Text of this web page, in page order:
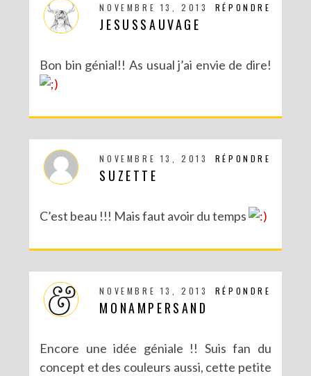
RÉPONDRE
NOVEMBRE 13, 2013
JESUSSAUVAGE
Bon bin génial!! As usual j’ai envie de dire!
RÉPONDRE
NOVEMBRE 13, 2013
SUZETTE
C’est beau !!! Mais faut avoir du temps
RÉPONDRE
NOVEMBRE 13, 2013
MONAMPERSAND
Encore une idée géniale !! Suis fan du
concept et des couleurs aussi, cette petite